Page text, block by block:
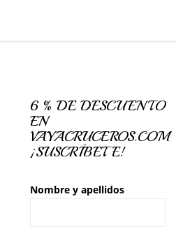
6 % DE DESCUENTO
EN
VAYACRUCEROS.COM
¡SUSCRÍBETE!
Nombre y apellidos